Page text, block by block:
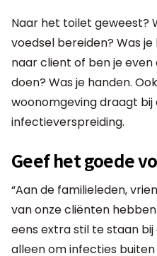
Naar het toilet geweest?
voedsel bereiden? Was
naar client of ben je
doen? Was je handen.
woonomgeving draagt
infectieverspreiding.
Geef het goede
“Aan de familieleden,
van onze cliënten
eens extra stil te staan bij
alleen om infecties